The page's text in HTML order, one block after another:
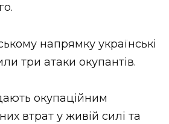
напрямку українські
три атаки окупантів.
окупаційним
втрат у живій силі та